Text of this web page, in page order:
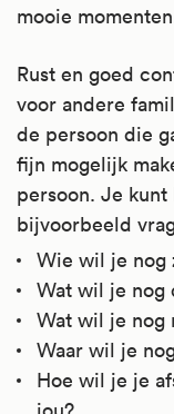
mooie
Rust en goed
voor andere
de persoon die
fijn mogelijk
persoon. Je
bijvoorbeeld
Wie wil je nog
Wat wil je nog
Wat wil je nog
Waar wil je
Hoe wil je je